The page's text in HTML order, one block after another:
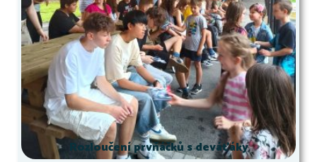
Rozloučení prvňáčků s deváťáky